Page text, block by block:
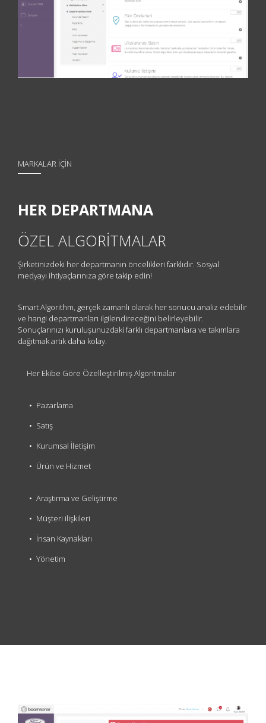
MARKALAR İÇİN
HER DEPARTMANA
ÖZEL ALGORİTMALAR
Şirketinizdeki her departmanın öncelikleri farklıdır. Sosyal
medyayı ihtiyaçlarınıza göre takip edin!
Smart Algorithm, gerçek zamanlı olarak her sonucu analiz edebilir
ve hangi departmanları ilgilendireceğini belirleyebilir.
Sonuçlarınızı kuruluşunuzdaki farklı departmanlara ve takımlara
dağıtmak artık daha kolay.
Her Ekibe Göre Özelleştirilmiş Algoritmalar
Pazarlama
Satış
Kurumsal İletişim
Ürün ve Hizmet
Araştırma ve Geliştirme
Müşteri ilişkileri
İnsan Kaynakları
Yönetim